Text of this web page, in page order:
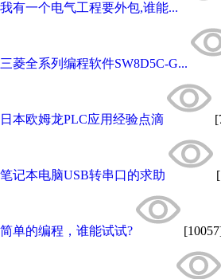
我有一个电气工程要外包,谁能...
三菱全系列编程软件SW8D5C-G...
日本欧姆龙PLC应用经验点滴
笔记本电脑USB转串口的求助
简单的编程，谁能试试?